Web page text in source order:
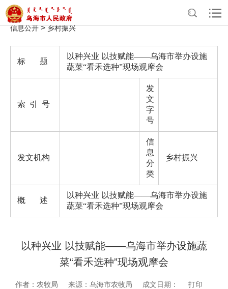
首页 >政务公开>政府信息公开
重点领域
信息公开>乡村振兴
标 题
以种兴业 以技赋能——乌海市举办设施
蔬菜“看禾选种”现场观摩会
索 引 号
发
文
字
号
发文机构
信
息
分
类
乡村振兴
概 述
以种兴业 以技赋能——乌海市举办设施
蔬菜“看禾选种”现场观摩会
以种兴业 以技赋能——乌海市举办设施蔬
菜“看禾选种”现场观摩会
作者：农牧局 来源：乌海市农牧局 成文日期：
打印